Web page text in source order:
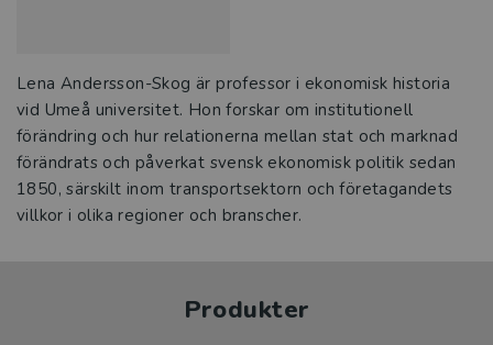
Lena Andersson-Skog är professor i ekonomisk historia
vid Umeå universitet. Hon forskar om institutionell
förändring och hur relationerna mellan stat och marknad
förändrats och påverkat svensk ekonomisk politik sedan
1850, särskilt inom transportsektorn och företagandets
villkor i olika regioner och branscher.
Produkter